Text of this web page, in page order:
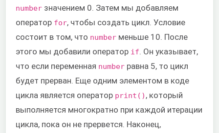
number значением 0. Затем мы добавляем
оператор for, чтобы создать цикл. Условие
состоит в том, что number меньше 10. После
этого мы добавили оператор if. Он указывает,
что если переменная number равна 5, то цикл
будет прерван. Еще одним элементом в коде
цикла является оператор print() , который
выполняется многократно при каждой итерации
цикла, пока он не прервется. Наконец,